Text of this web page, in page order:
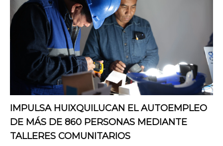
IMPULSA HUIXQUILUCAN EL AUTOEMPLEO
DE MÁS DE 860 PERSONAS MEDIANTE
TALLERES COMUNITARIOS